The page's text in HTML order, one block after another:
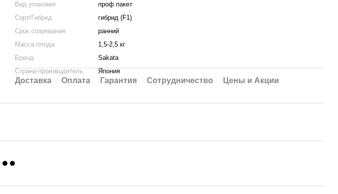
Вид упаковки
проф пакет
Сорт/Гибрид
гибрид (F1)
Срок созревания
ранний
Масса плода
1,5-2,5 кг
Бренд
Sakata
Страна-производитель
Япония
Доставка Оплата Гарантия Сотрудничество Цены и Акции